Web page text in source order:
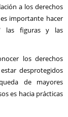
a los derechos
importante hacer
las figuras y las
los derechos
desprotegidos
de mayores
es hacia prácticas